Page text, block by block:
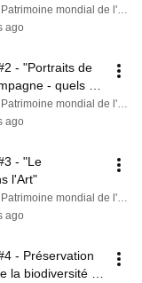
mondial
La Champagne au Patrimoine mondial de l'UNESCO
ago
- "Portraits de
- quels
La Champagne au Patrimoine mondial de l'UNESCO
ago
- "Le
l'Art"
La Champagne au Patrimoine mondial de l'UNESCO
ago
- Préservation
la biodiversité